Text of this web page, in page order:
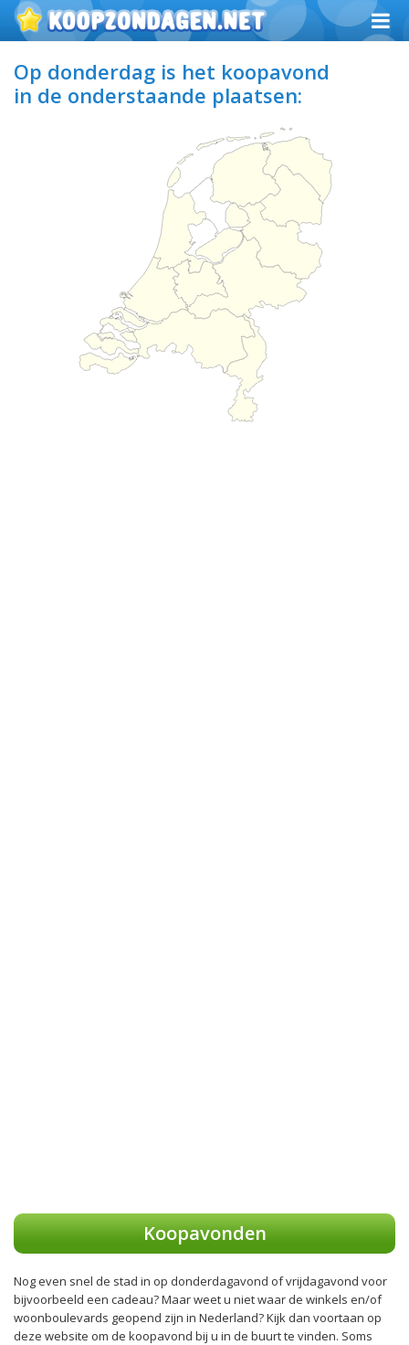
Op donderdag is het koopavond
in de onderstaande plaatsen:
Koopavonden
Nog even snel de stad in op donderdagavond of vrijdagavond voor
bijvoorbeeld een cadeau? Maar weet u niet waar de winkels en/of
woonboulevards geopend zijn in Nederland? Kijk dan voortaan op
deze website om de koopavond bij u in de buurt te vinden. Soms